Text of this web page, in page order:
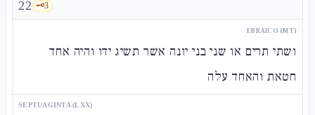
22 🗝️3
EBRAICO (MT)
ושתי תרים או שני בני יונה אשר תשיג ידו והיה אחד
חטאת והאחד עלה
SEPTUAGINTA (LXX)